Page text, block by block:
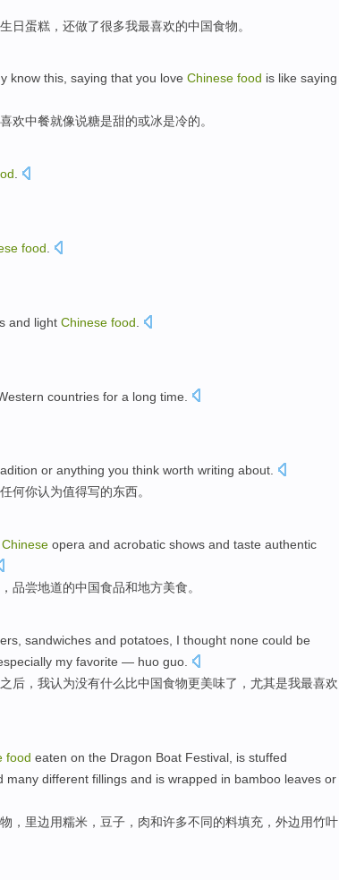
日蛋糕，还做了很多我最喜欢的中国食物。
know this, saying that you love Chinese food is like saying
欢中餐就像说糖是甜的或冰是冷的。
food
and light Chinese food
countries for a long time.
or anything you think worth writing about.
任何你认为值得写的东西。
Chinese opera and acrobatic shows and taste authentic
品尝地道的中国食品和地方美食。
sandwiches and potatoes I thought none could be
my favorite — huo guo.
后 ， 我认为没有什么 比中国食物更美味了 ， 尤其是我最喜欢
food eaten on the Dragon Boat Festival , is stuffed
many different fillings and is wrapped in bamboo leaves or
， 里边用糯米， 豆子 ， 肉和许多不同的料填充 ， 外边 用竹叶